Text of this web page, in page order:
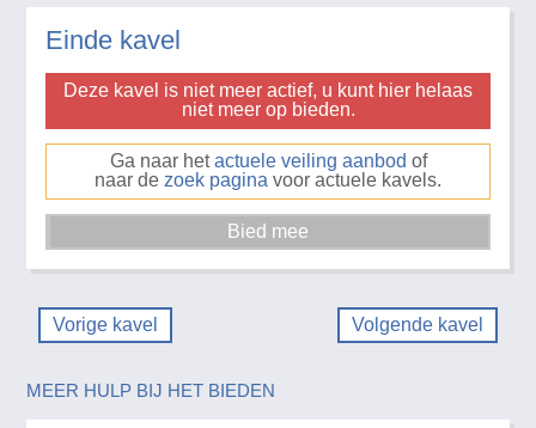
Einde kavel
Deze kavel is niet meer actief, u kunt hier helaas
niet meer op bieden.
Ga naar hetactuele veiling aanbod of
naar de zoek pagina voor actuele kavels.
Vorige kavel Volgende kavel
MEER HULP BIJ HET BIEDEN